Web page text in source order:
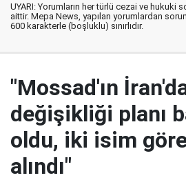
UYARI: Yorumların her türlü cezai ve hukuki
aittir. Mepa News, yapılan yorumlardan
600 karakterle (boşluklu) sınırlıdır.
"Mossad'ın
değişikliği planı
oldu, iki isim
alındı"